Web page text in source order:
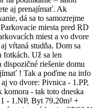
aj prenajímať. Ak
dá sa to samozrejme
miesta pred RD
miest a vo dvore
vŕtaná studňa. Dom sa
fotkách. Už sa len
riešenie domu
! Tak a poďme na info
vo dvore: Pivnica - 1.PP,
komora - tak toto dneska
- 1.NP, Byt 79,20m² +